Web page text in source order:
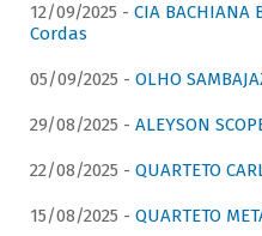
12/09/2025 - CIA BACHIANA
Cordas
05/09/2025 - OLHO
29/08/2025 - ALEYSON
22/08/2025 - QUARTETO
15/08/2025 - QUARTETO